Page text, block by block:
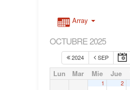
Array
OCTUBRE 2025
2024 SEP
Lun Mar Mie Jue
1 2